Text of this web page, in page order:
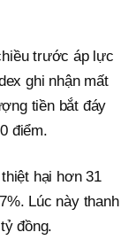
trước áp lực
ghi nhận mất
tiền bắt đáy
điểm.
hại hơn 31
Lúc này thanh
đồng.